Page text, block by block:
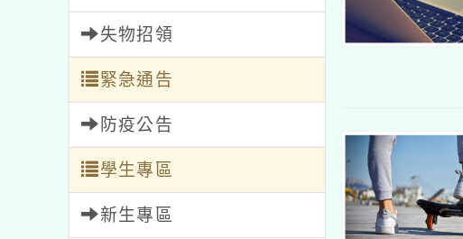
失物招領
緊急通告
防疫公告
學生專區
新生專區